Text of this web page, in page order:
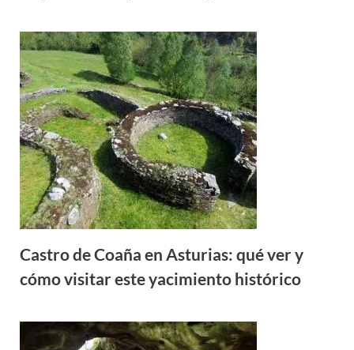
Castro de Coaña en Asturias: qué ver y
cómo visitar este yacimiento histórico